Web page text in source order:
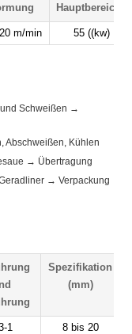
Hauptbereichs
m/min 55 ((kw)
Schweißen →
Abschweißen, Kühlen
→ Übertragung
→ Verpackung
Spezifikation
(mm)
1 8 bis 20